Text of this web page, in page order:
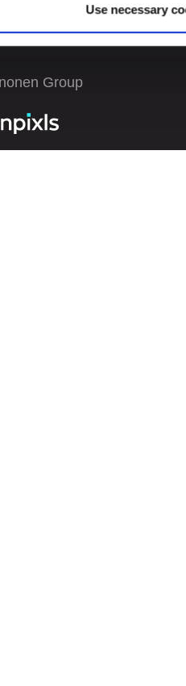
Use necessary
Group